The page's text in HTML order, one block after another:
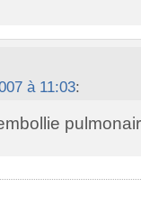
à 11:03: